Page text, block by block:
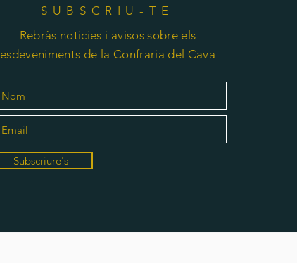
SUBSCRIU-TE
Rebràs noticies i avisos sobre els
esdeveniments de la Confraria del Cava
Subscriure's